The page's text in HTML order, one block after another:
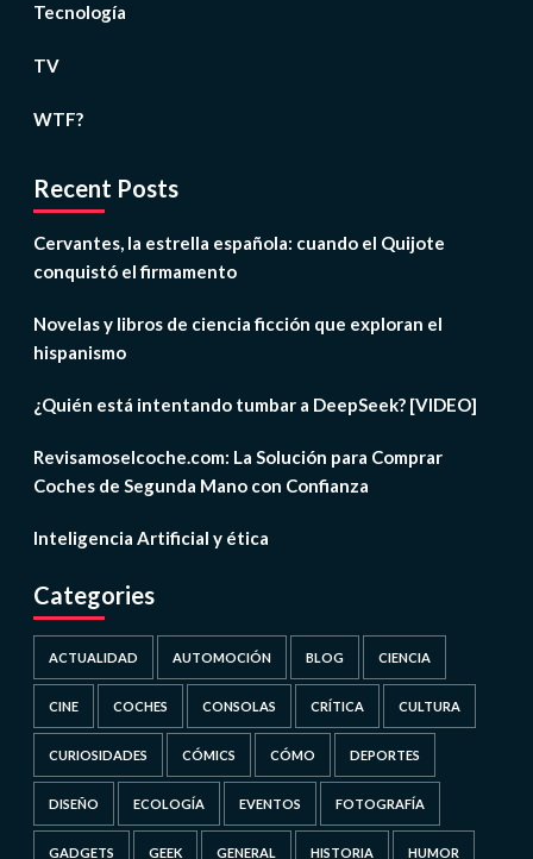
Tecnología
TV
WTF?
Recent Posts
Cervantes, la estrella española: cuando el Quijote
conquistó el firmamento
Novelas y libros de ciencia ficción que exploran el
hispanismo
¿Quién está intentando tumbar a DeepSeek? [VIDEO]
Revisamoselcoche.com: La Solución para Comprar
Coches de Segunda Mano con Confianza
Inteligencia Artificial y ética
Categories
ACTUALIDAD AUTOMOCIÓN BLOG CIENCIA
CINE COCHES CONSOLAS CRÍTICA CULTURA
CURIOSIDADES CÓMICS CÓMO DEPORTES
DISEÑO ECOLOGÍA EVENTOS FOTOGRAFÍA
GADGETS GEEK GENERAL HISTORIA HUMOR